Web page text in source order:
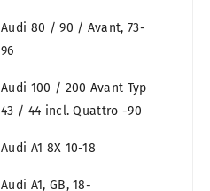
Audi 80 / 90 / Avant, 73-
96
Audi 100 / 200 Avant Typ
43 / 44 incl. Quattro -90
Audi A1 8X 10-18
Audi A1, GB, 18-